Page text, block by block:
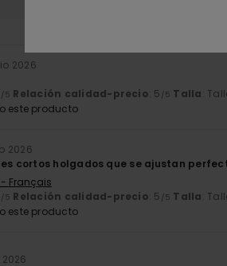
2026
/5 Relación calidad-precio: 5 /5 Talla:
este producto
2026
cortos holgados que se ajustan
Français
/5 Relación calidad-precio: 5 /5 Talla:
este producto